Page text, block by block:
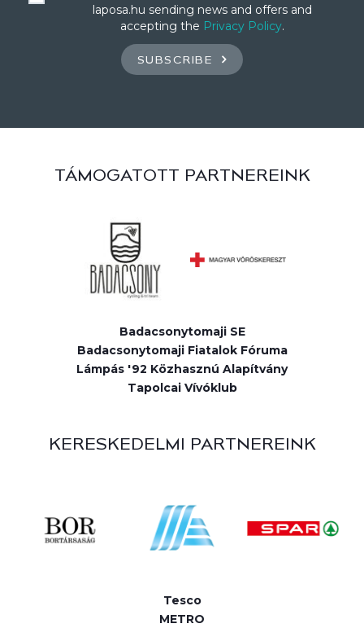
laposa.hu sending news and offers and
accepting the Privacy Policy.
SUBSCRIBE
TÁMOGATOTT PARTNEREINK
Badacsonytomaji SE
Badacsonytomaji Fiatalok Fóruma
Lámpás '92 Közhasznú Alapítvány
Tapolcai Vívóklub
KERESKEDELMI PARTNEREINK
Tesco
METRO